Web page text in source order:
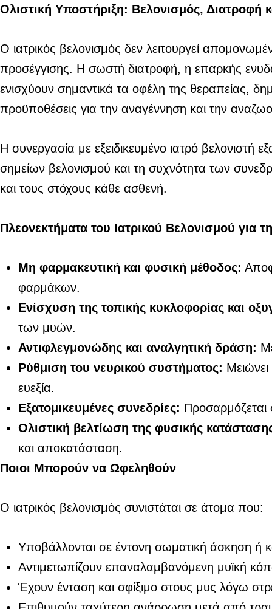
Ολιστική Υποστήριξη: Βελονισμός, Διατροφή
Ο ιατρικός βελονισμός δεν λειτουργεί
προσέγγισης. Η σωστή διατροφή, η επαρκής
ενισχύουν σημαντικά τα οφέλη της θεραπείας,
προϋποθέσεις για την αναγέννηση και την
Η συνεργασία με εξειδικευμένο ιατρό βελονιστή
σημείων βελονισμού και τη συχνότητα των
και τους στόχους κάθε ασθενή.
Πλεονεκτήματα του Ιατρικού Βελονισμού
Μη φαρμακευτική και φυσική μέθοδος:
φαρμάκων.
Ενίσχυση της τοπικής κυκλοφορίας και
των μυών.
Αντιφλεγμονώδης και αναλγητική δράση:
Ρύθμιση του νευρικού συστήματος: Μειώνει
ευεξία.
Εξατομικευμένες συνεδρίες: Προσαρμόζεται
Ολιστική βελτίωση της φυσικής
και αποκατάσταση.
Ποιοι Μπορούν να Ωφεληθούν
Ο ιατρικός βελονισμός συνιστάται σε άτομα που:
Υποβάλλονται σε έντονη σωματική άσκηση ή
Αντιμετωπίζουν επαναλαμβανόμενη μυϊκή
Έχουν ένταση και σφίξιμο στους μυς λόγω